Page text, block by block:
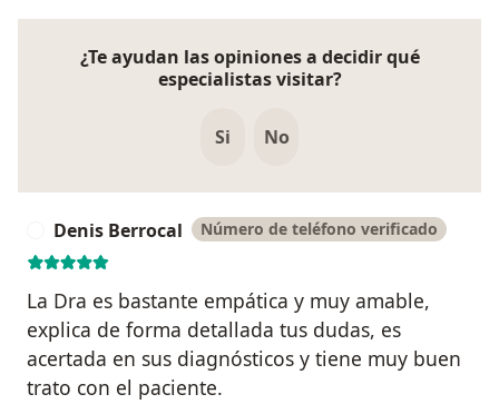
¿Te ayudan las opiniones a decidir qué
especialistas visitar?
Si No
Denis Berrocal Número de teléfono verificado
La Dra es bastante empática y muy amable,
explica de forma detallada tus dudas, es
acertada en sus diagnósticos y tiene muy buen
trato con el paciente.